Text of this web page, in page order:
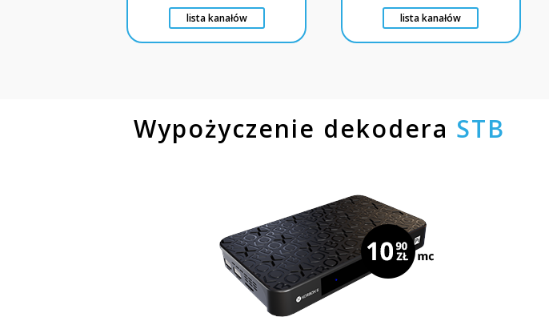
lista kanałów lista kanałów
Wypożyczenie dekodera STB